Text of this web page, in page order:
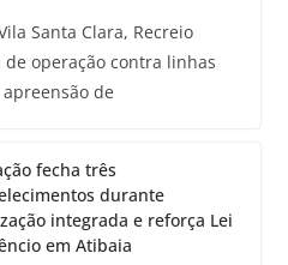
Santa Clara, Recreio
operação contra linhas
de
fecha três
durante
integrada e reforça Lei
em Atibaia